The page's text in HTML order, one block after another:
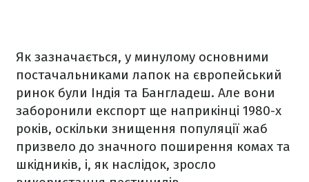
Як зазначається, у минулому основними
постачальниками лапок на європейський
ринок були Індія та Бангладеш. Але вони
заборонили експорт ще наприкінці 1980-х
років, оскільки знищення популяції жаб
призвело до значного поширення комах та
шкідників, і, як наслідок, зросло